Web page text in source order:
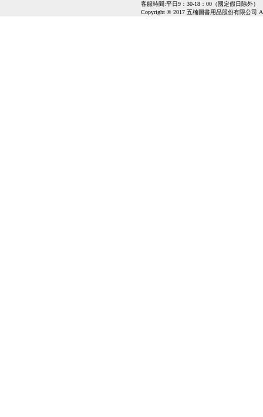
客服時間:平日9：30-18：00（國定假日除外）
Copyright © 2017 五楠圖書用品股份有限公司